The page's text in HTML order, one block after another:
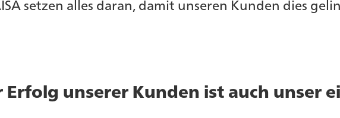
setzen alles daran, damit unseren Kunden dies
Erfolg unserer Kunden ist auch unser